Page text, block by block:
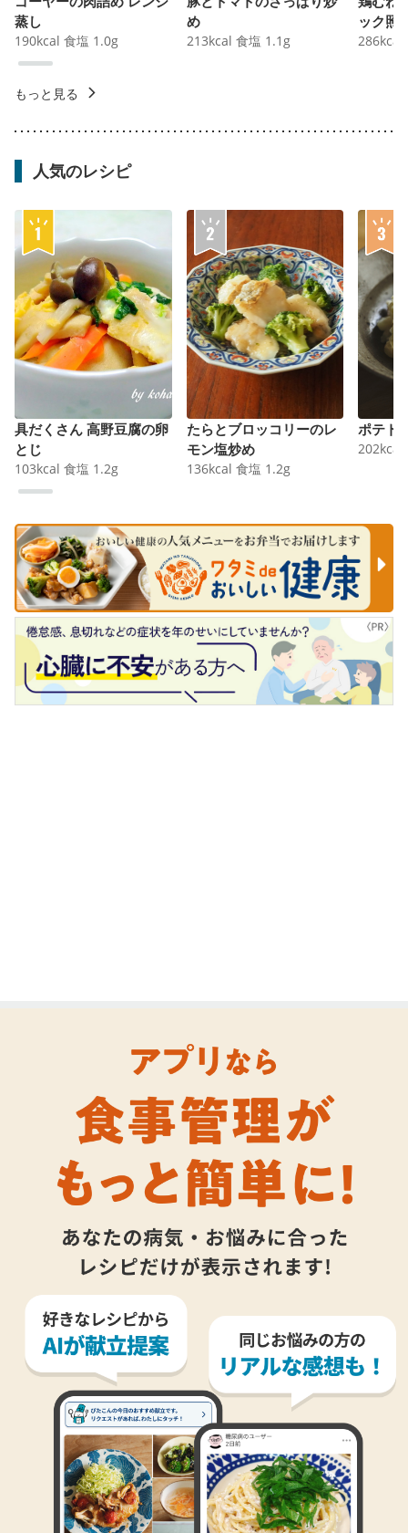
蒸し
190kcal 食塩 1.0g
め
213kcal 食塩 1.1 g
ック照
286kcal
もっと見る
人気のレシピ
具だくさん 高野豆腐の卵
とじ
103kcal 食塩 1.2g
たらとブロッコリーのレ
モン塩炒め
136kcal 食塩 1.2g
ポテト
202kcal